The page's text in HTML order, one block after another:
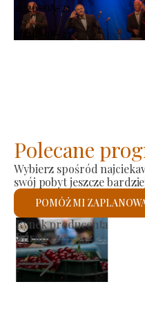
2026-08-21
-
2026-08-23
Polecane
Wybierz spośród
swój pobyt jeszcze
POMÓŻ MI
Kościół rzymskokatolicki
Sprawdzę